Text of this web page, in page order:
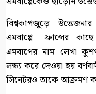
বিশ্বকাপজুড়ে
এমবাপ্পে। ফ্রান্সের
এমবাপের নাম লেখা
লক্ষ্য করে দেওয়া হয়
সিনেটরও তাকে আক্রমণ